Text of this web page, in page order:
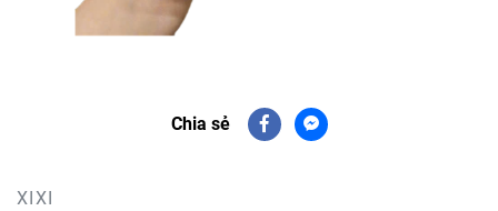
Chia sẻ
XIXI